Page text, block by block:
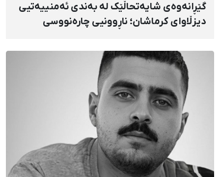
گێڕانەوەی شایەتحاڵێک لە بەندی ئەمنییەتیی
دیزڵاوای کرماشان؛ ناڕوونیی چارەنووسی
قەدەغەکاریی توند بە شێوەی گرتنگە
ئەمنییەکان